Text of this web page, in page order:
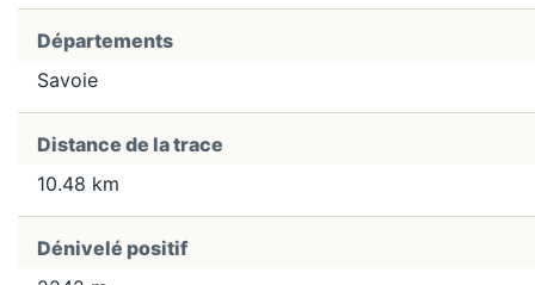
Départements
Savoie
Distance de la trace
10.48 km
Dénivelé positif